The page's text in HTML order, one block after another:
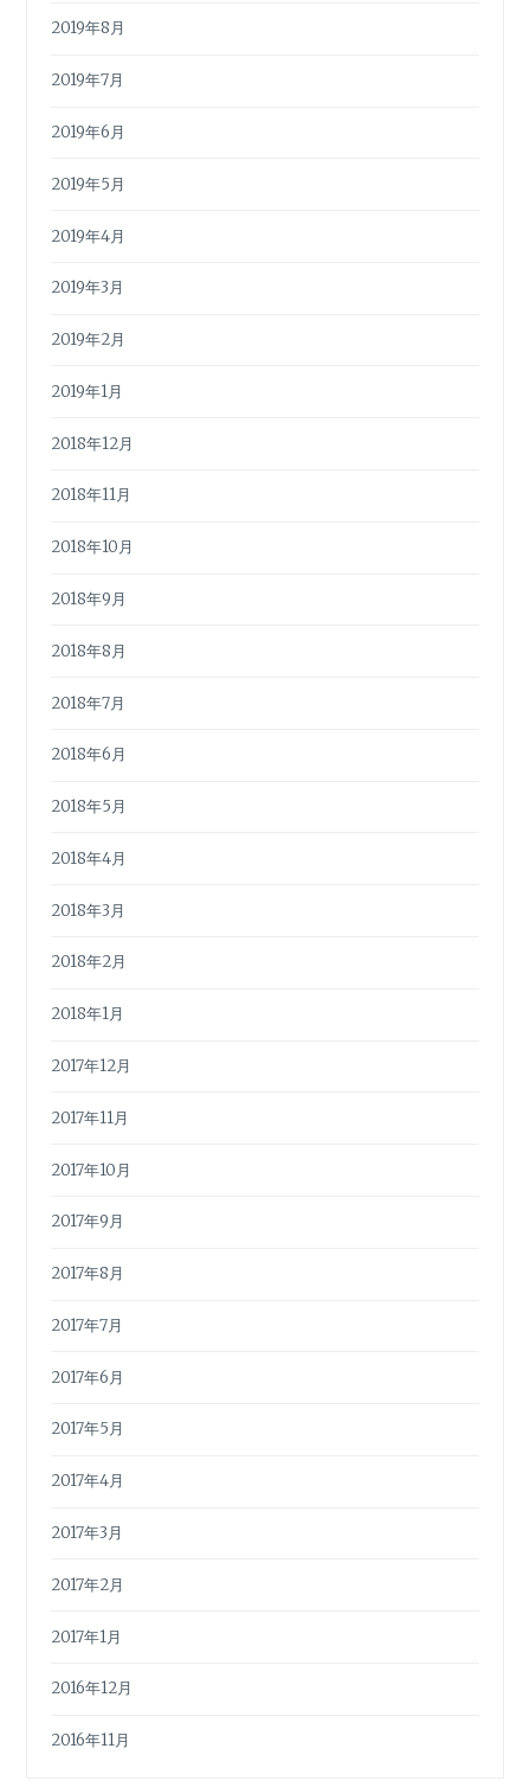
2019年8月
2019年7月
2019年6月
2019年5月
2019年4月
2019年3月
2019年2月
2019年1月
2018年12月
2018年11月
2018年10月
2018年9月
2018年8月
2018年7月
2018年6月
2018年5月
2018年4月
2018年3月
2018年2月
2018年1月
2017年12月
2017年11月
2017年10月
2017年9月
2017年8月
2017年7月
2017年6月
2017年5月
2017年4月
2017年3月
2017年2月
2017年1月
2016年12月
2016年11月